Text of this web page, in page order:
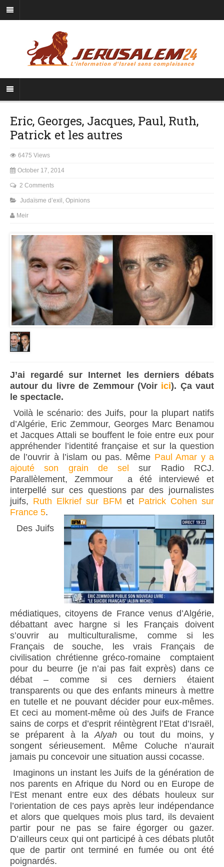
Eric, Georges, Jacques, Paul, Ruth,
Patrick et les autres
6475 Views
October 17, 2014
2 Comments
Judaïsme d’exil , Opinions
Meir
J’ai regardé sur Internet les derniers débats
autour du livre de Zemmour (Voir ici). Ça vaut
le spectacle.
Voilà le scénario: des Juifs, pour la plupart natifs
d’Algérie, Eric Zemmour, Georges Marc Benamou
et Jacques Attali se bouffent le foie entre eux pour
appréhender l’identité française et sur la question
de l’ouvrir à l’islam ou pas. Même Paul Amar y a
ajouté son grain de sel
sur Radio RCJ.
Parallèlement, Zemmour a été interviewé et
interpellé sur ces questions par des journalistes
juifs, Ruth Elkrief sur BFM et Patrick Cohen sur
France 5.
Des Juifs
médiatiques, citoyens de France venus d’Algérie,
débattant avec hargne si les Français doivent
s’ouvrir au multiculturalisme, comme si les
Français de souche, les vrais Français de
civilisation chrétienne gréco-romaine comptaient
pour du beurre (je n’ai pas fait exprès) dans ce
débat – comme si ces derniers étaient
transparents ou que des enfants mineurs à mettre
en tutelle et ne pouvant décider pour eux-mêmes.
Et ceci au moment-même où des Juifs de France
sains de corps et d’esprit réintègrent l’Etat d’Israël,
se préparent à laAlyah ou tout du moins, y
songent sérieusement. Même Coluche n’aurait
jamais pu concevoir une situation aussi cocasse.
Imaginons un instant les Juifs de la génération de
nos parents en Afrique du Nord ou en Europe de
l’Est menant entre eux des débats houleux sur
l’orientation de ces pays après leur indépendance
et alors que quelques mois plus tard, ils devaient
partir pour ne pas se faire égorger ou gazer.
D’ailleurs ceux qui ont participé à ces débats plutôt
que de partir ont terminé en fumée ou ont été
poignardés.